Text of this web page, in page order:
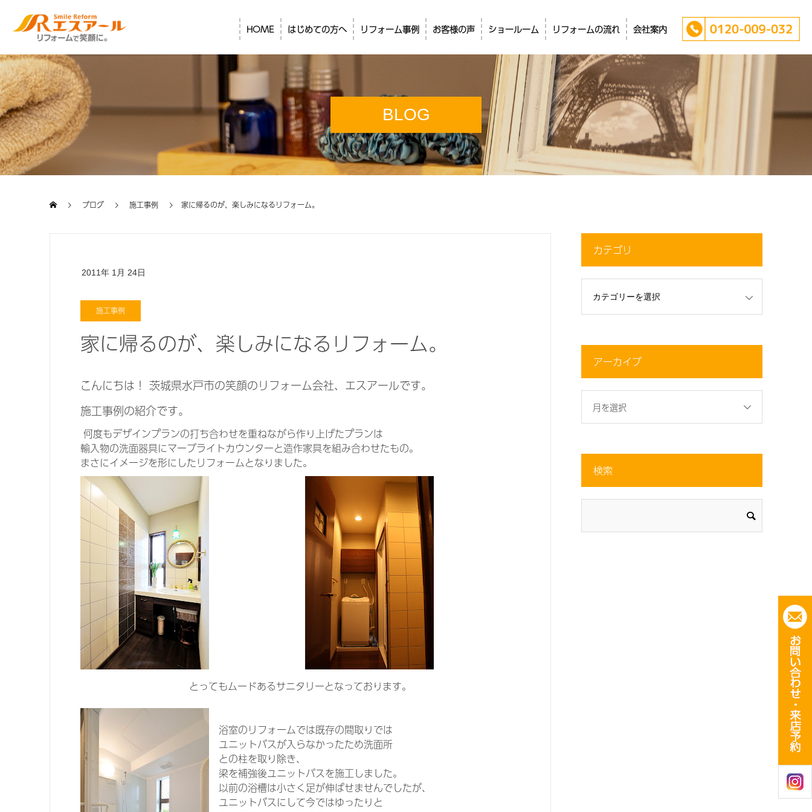
HOME はじめての方へ リフォーム事例 お客様の声 ショールーム リフォームの流れ 会社案内
BLOG
ブログ 施工事例 家に帰るのが、楽しみになるリフォーム。
2011年 1月 24日
施工事例
家に帰るのが、楽しみになるリフォーム。
こんにちは！ 茨城県水戸市の笑顔のリフォーム会社、エスアールです。
施工事例の紹介です。
何度もデザインプランの打ち合わせを重ねながら作り上げたプランは
輸入物の洗面器具にマーブライトカウンターと造作家具を組み合わせたもの。
まさにイメージを形にしたリフォームとなりました。
とってもムードあるサニタリーとなっております。
浴室のリフォームでは既存の間取りでは
ユニットバスが入らなかったため洗面所
との柱を取り除き、
梁を補強後ユニットバスを施工しました。
以前の浴槽は小さく足が伸ばせませんでしたが、
ユニットバスにして今ではゆったりと
カテゴリ
アーカイブ
月を選択
検索